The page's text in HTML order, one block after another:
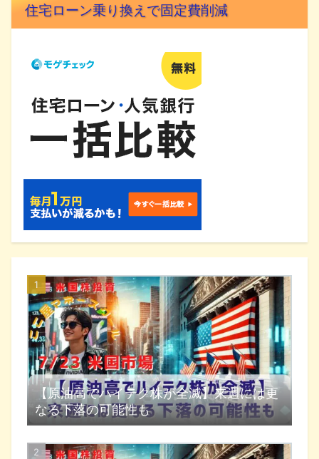
住宅ローン乗り換えで固定費削減
【原油高でハイテク株が全滅】来週には更
なる下落の可能性も